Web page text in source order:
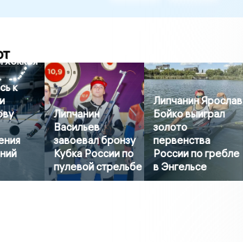
хоккея
к
Липчанин
Васильев
завоевал бронзу
Кубка России по
пулевой стрельбе
Липчанин Ярослав
Бойко выиграл
золото
первенства
России по гребле
в Энгельсе